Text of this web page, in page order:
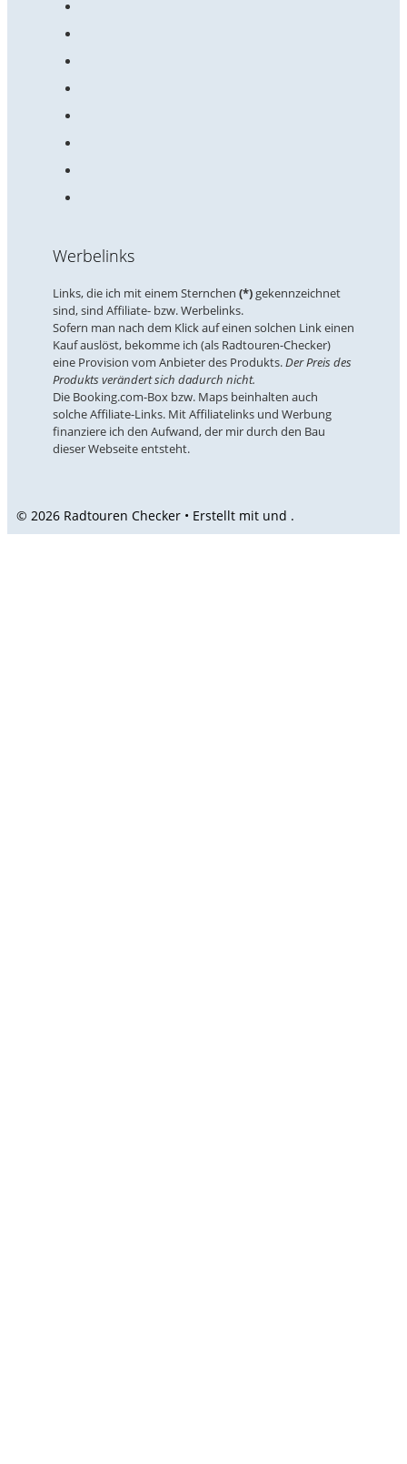
Werbelinks
Links, die ich mit einem Sternchen (*)gekennzeichnet
sind, sind Affiliate- bzw. Werbelinks.
Sofern man nach dem Klick auf einen solchen Link einen
Kauf auslöst, bekomme ich (als Radtouren-Checker)
eine Provision vom Anbieter des Produkts.Der Preis des
Produkts verändert sich dadurch nicht.
Die Booking.com-Box bzw. Maps beinhalten auch
solche Affiliate-Links. Mit Affiliatelinks und Werbung
finanziere ich den Aufwand, der mir durch den Bau
dieser Webseite entsteht.
© 2026 Radtouren Checker • Erstellt mit und .